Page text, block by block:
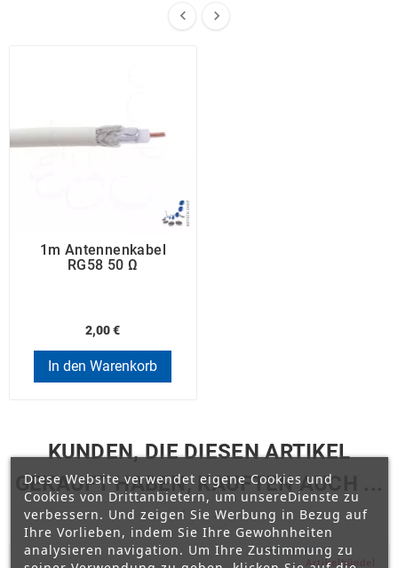
 
1m Antennenkabel
RG58 50 Ω
2,00 €
In den Warenkorb
KUNDEN, DIE DIESEN ARTIKEL
GEKAUFT HABEN, KAUFTEN AUCH ...
 
Artikelbündel
Diese Website verwendet eigene Cookies und
Cookies von Drittanbietern, um unsereDienste zu
verbessern. Und zeigen Sie Werbung in Bezug auf
Ihre Vorlieben, indem Sie Ihre Gewohnheiten
analysieren navigation. Um Ihre Zustimmung zu